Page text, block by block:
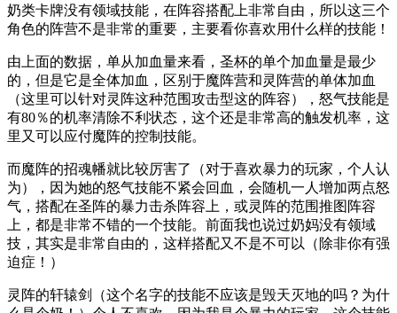
奶类卡牌没有领域技能，在阵容搭配上非常自由，所以这三个
角色的阵营不是非常的重要，主要看你喜欢用什么样的技能！
由上面的数据，单从加血量来看，圣杯的单个加血量是最少
的，但是它是全体加血，区别于魔阵营和灵阵营的单体加血
（这里可以针对灵阵这种范围攻击型这的阵容），怒气技能是
有80％的机率清除不利状态，这个还是非常高的触发机率，这
里又可以应付魔阵的控制技能。
而魔阵的招魂幡就比较厉害了（对于喜欢暴力的玩家，个人认
为），因为她的怒气技能不紧会回血，会随机一人增加两点怒
气，搭配在圣阵的暴力击杀阵容上，或灵阵的范围推图阵容
上，都是非常不错的一个技能。前面我也说过奶妈没有领域
技，其实是非常自由的，这样搭配又不是不可以（除非你有强
迫症！）
灵阵的轩辕剑（这个名字的技能不应该是毁天灭地的吗？为什